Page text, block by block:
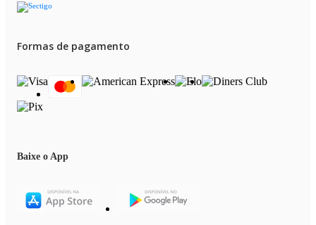
Formas de pagamento
Baixe o App